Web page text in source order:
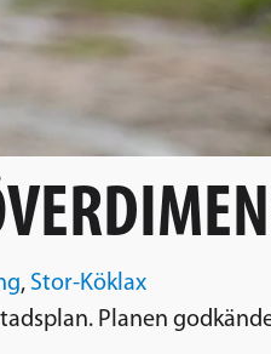
, Stor-Köklax
Planen